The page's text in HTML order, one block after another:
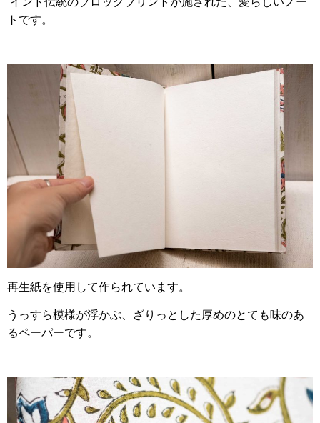
トです。
再生紙を使用して作られています。
うっすら模様が浮かぶ、ざりっとした厚めのとても味のあ
るペーパーです。